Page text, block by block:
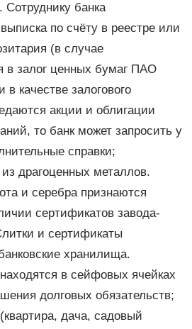
банка
по счёту в реестре или
(в случае
в залог ценных бумаг ПАО
качестве залогового
акции и облигации
то банк может запросить у
справки;
драгоценных металлов.
и серебра признаются
сертификатов завода-
и сертификаты
хранилища.
в сейфовых ячейках
долговых обязательств;
дача, садовый